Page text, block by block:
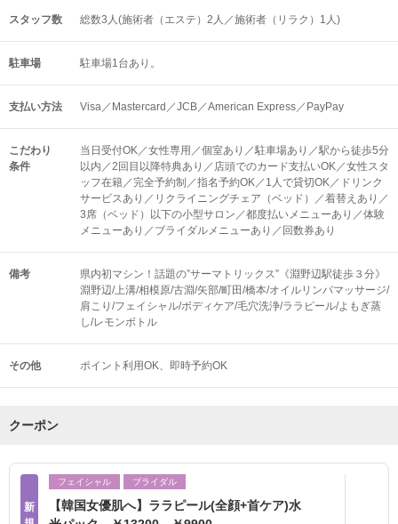
スタッフ数 総数3人(施術者（エステ）2人／施術者（リラク）1人)
駐車場 駐車場1台あり。
支払い方法 Visa／Mastercard／JCB／American Express／PayPay
こだわり
条件
当日受付OK／女性専用／個室あり／駐車場あり／駅から徒歩5分
以内／2回目以降特典あり／店頭でのカード支払いOK／女性スタ
ッフ在籍／完全予約制／指名予約OK／1人で貸切OK／ドリンク
サービスあり／リクライニングチェア（ベッド）／着替えあり／
3席（ベッド）以下の小型サロン／都度払いメニューあり／体験
メニューあり／ブライダルメニューあり／回数券あり
備考
県内初マシン！話題の”サーマトリックス”《淵野辺駅徒歩３分》
淵野辺/上溝/相模原/古淵/矢部/町田/橋本/オイルリンパマッサージ/
肩こり/フェイシャル/ボディケア/毛穴洗浄/ララピール/よもぎ蒸
し/レモンボトル
その他 ポイント利用OK 即時予約OK
クーポン
新
フェイシャル ブライダル
【韓国女優肌へ】ララピール(全顔+首ケア)水